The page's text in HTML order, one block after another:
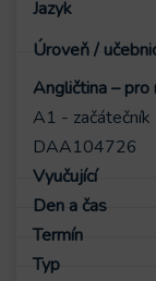
Angličtina –
A1 - začátečník
DAA104726